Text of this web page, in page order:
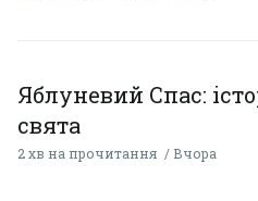
Яблуневий Спас:
свята
2 хв на прочитання Вчора